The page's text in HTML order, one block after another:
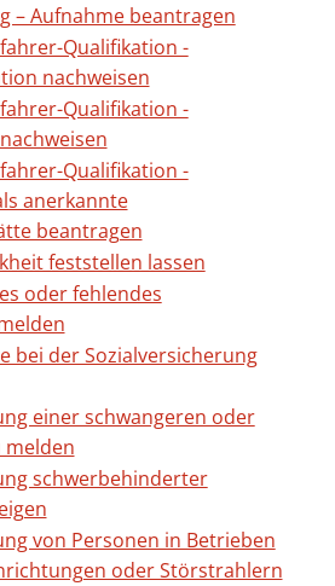
– Aufnahme beantragen
Qualifikation -
nachweisen
Qualifikation -
Qualifikation -
anerkannte
beantragen
feststellen lassen
oder fehlendes
bei der Sozialversicherung
einer schwangeren oder
melden
schwerbehinderter
von Personen in Betrieben
oder Störstrahlern